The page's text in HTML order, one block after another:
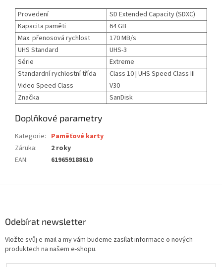
Provedení
SD Extended Capacity (SDXC)
Kapacita paměti
64 GB
Max. přenosová rychlost
170 MB/s
UHS Standard
UHS-3
Série
Extreme
Standardní rychlostní třída
Class 10 | UHS Speed Class III
Video Speed Class
V30
Značka
SanDisk
Doplňkové parametry
Kategorie: Paměťové karty
Záruka:
2 roky
EAN: 619659188610
Odebírat newsletter
Vložte svůj e-mail a my vám budeme zasílat informace o nových
produktech na našem e-shopu.